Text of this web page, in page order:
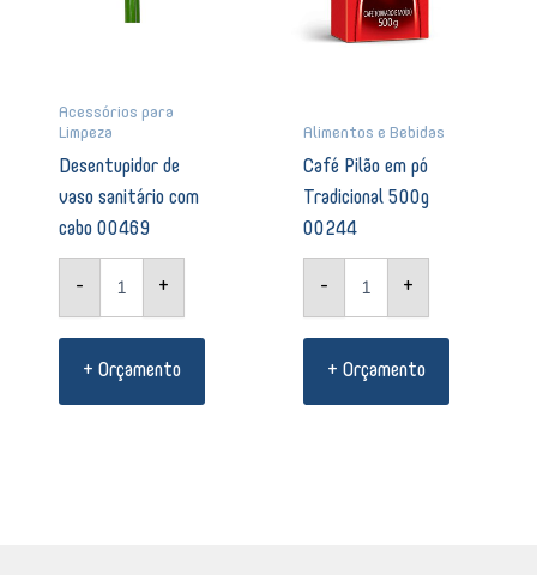
Acessórios para
Limpeza
Desentupidor de
vaso sanitário com
cabo 00469
- +
+ Orçamento
Alimentos e Bebidas
Café Pilão em pó
Tradicional 500g
00244
- +
+ Orçamento